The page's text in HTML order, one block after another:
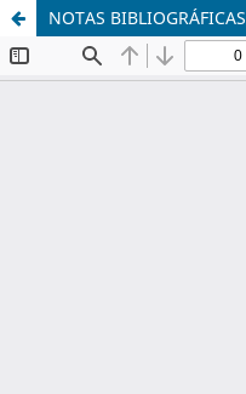
NOTAS BIBLIOGRÁFICAS